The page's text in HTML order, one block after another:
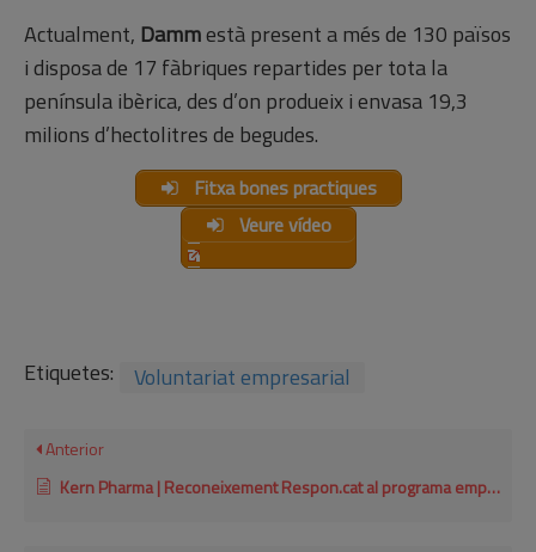
Actualment, Dammestà present a més de 130 països
i disposa de 17 fàbriques repartides per tota la
península ibèrica, des d’on produeix i envasa 19,3
milions d’hectolitres de begudes.
Fitxa bones practiques
Veure vídeo
Etiquetes: Voluntariat empresarial
Anterior
Kern Pharma | Reconeixement Respon.cat al programa empresarial de voluntariat 2023